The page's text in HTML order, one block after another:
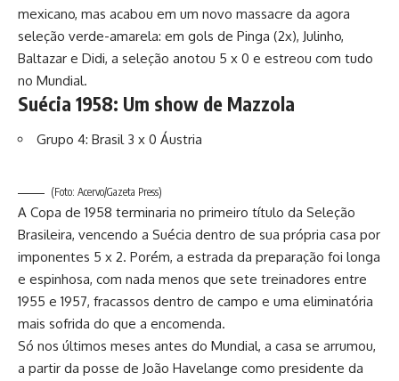
mexicano, mas acabou em um novo massacre da agora
seleção verde-amarela: em gols de Pinga (2x), Julinho,
Baltazar e Didi, a seleção anotou 5 x 0 e estreou com tudo
no Mundial.
Suécia 1958: Um show de Mazzola
Grupo 4: Brasil 3 x 0 Áustria
(Foto: Acervo/Gazeta Press)
A Copa de 1958 terminaria no primeiro título da Seleção
Brasileira, vencendo a Suécia dentro de sua própria casa por
imponentes 5 x 2. Porém, a estrada da preparação foi longa
e espinhosa, com nada menos que sete treinadores entre
1955 e 1957, fracassos dentro de campo e uma eliminatória
mais sofrida do que a encomenda.
Só nos últimos meses antes do Mundial, a casa se arrumou,
a partir da posse de João Havelange como presidente da